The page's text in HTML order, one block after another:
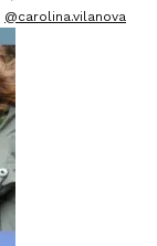
@carolina.vilanova